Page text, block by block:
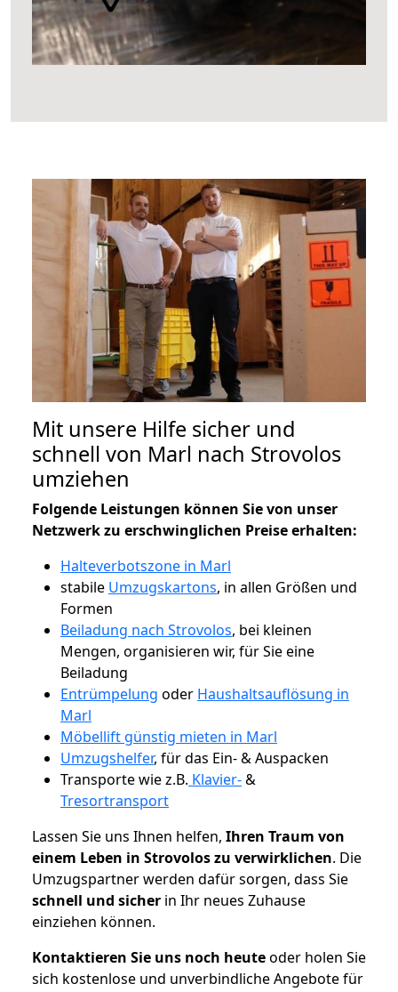
Mit unsere Hilfe sicher und
schnell von Marl nach Strovolos
umziehen
Folgende Leistungen können Sie von unser
Netzwerk zu erschwinglichen Preise erhalten:
Halteverbotszone in Marl
stabile Umzugskartons, in allen Größen und
Formen
Beiladung nach Strovolos, bei kleinen
Mengen, organisieren wir, für Sie eine
Beiladung
Entrümpelung oder Haushaltsauflösung in
Marl
Möbellift günstig mieten in Marl
Umzugshelfer, für das Ein- & Auspacken
Transporte wie z.B. Klavier-&
Tresortransport
Lassen Sie uns Ihnen helfen, Ihren Traum von
einem Leben in Strovolos zu verwirklichen. Die
Umzugspartner werden dafür sorgen, dass Sie
schnell und sicher in Ihr neues Zuhause
einziehen können.
Kontaktieren Sie uns noch heuteoder holen Sie
sich kostenlose und unverbindliche Angebote für